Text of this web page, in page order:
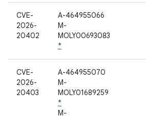
CVE-
2026-
20402
A-464955066
M-
MOLY00693083
*
CVE-
2026-
20403
A-464955070
M-
MOLY01689259
*
M-